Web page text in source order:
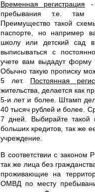
Временная регистрация -
пребывания т.е. там
Преимущество такой
паспорте, но например
школу или детский сад
выписываться с
учете вам выдадут форму
Обычно такую прописку
5 лет. Постоянная
жительства, делается как
5-и лет и более. Штамп
40 тысяч рублей и более.
7 дней. Выбирайте такой
больших кредитов, так же
учреждение.
В соответствии с законом
так же лица без
проживающие на
ОМВД по месту